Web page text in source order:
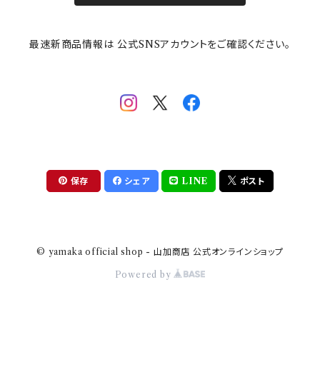
mofusand（モフサンド）
mofsand×日比谷花壇
ちびまる子ちゃんandクレヨンしんちゃん
HANAE MORI(ハナエモリ)
THE BEATLES(ザ・ビートルズ)
【山加商店×yaeko】migratory bird
隅切り重箱
HAPPY DINING(ハッピーダイニング)
メイメイウェア
SoSo(ソソ）
最速新商品情報は 公式SNSアカウントをご確認ください。
保存 シェア LINE ポスト
© yamaka official shop - 山加商店 公式オンラインショップ
Powered by